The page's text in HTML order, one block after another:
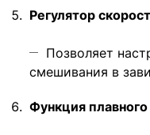
Регулятор
Позволяет
смешивания в
Функция плавного